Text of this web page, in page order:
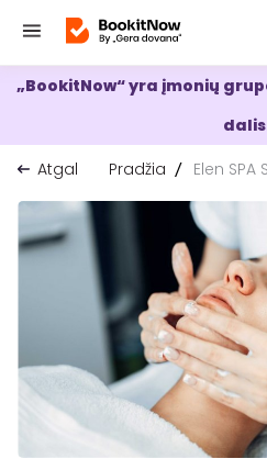
„BookitNow“ yra įmonių
Atgal
Pradžia Elen SPA